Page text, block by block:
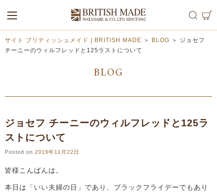
ALL MEN
WOMEN
サイト ブリティッシュメイド | BRITISH MADE ＞ BLOG ＞ ジョセフ
チーニーのウィルフレッドと125ラストについて
BLOG
ジョセフ チーニーのウィルフレッドと125ラ
ストについて
Posted on 2019年11月22日
皆様こんばんは。
本日は「いい夫婦の日」であり、ブラックフライデーでもあり